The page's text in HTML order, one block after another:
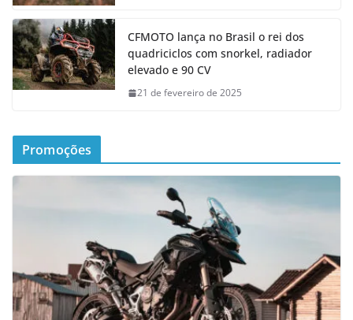
CFMOTO lança no Brasil o rei dos
quadriciclos com snorkel, radiador
elevado e 90 CV
21 de fevereiro de 2025
Promoções